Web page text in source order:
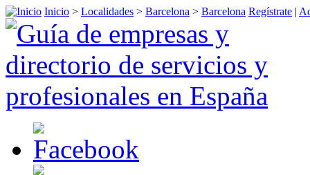
Inicio > Localidades > Barcelona > Barcelona Regístrate |